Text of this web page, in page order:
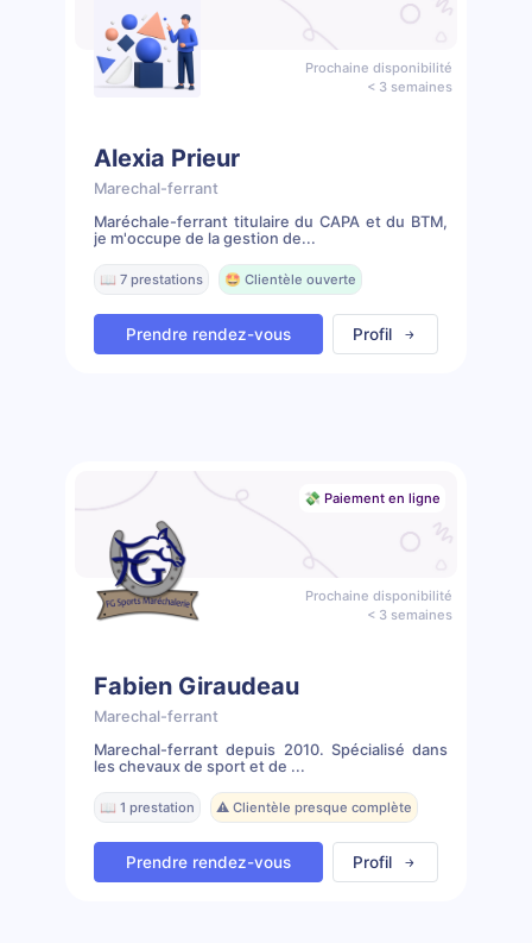
Prochaine disponibilité
< 3 semaines
Alexia Prieur
Marechal-ferrant
Maréchale-ferrant titulaire du CAPA et du BTM,
je m'occupe de la gestion de...
📖 7 prestations 🤩 Clientèle ouverte
Prendre rendez-vous Profil
💸 Paiement en ligne
Prochaine disponibilité
< 3 semaines
Fabien Giraudeau
Marechal-ferrant
Marechal-ferrant depuis 2010. Spécialisé dans
les chevaux de sport et de ...
📖 1 prestation ⚠️ Clientèle presque complète
Prendre rendez-vous Profil